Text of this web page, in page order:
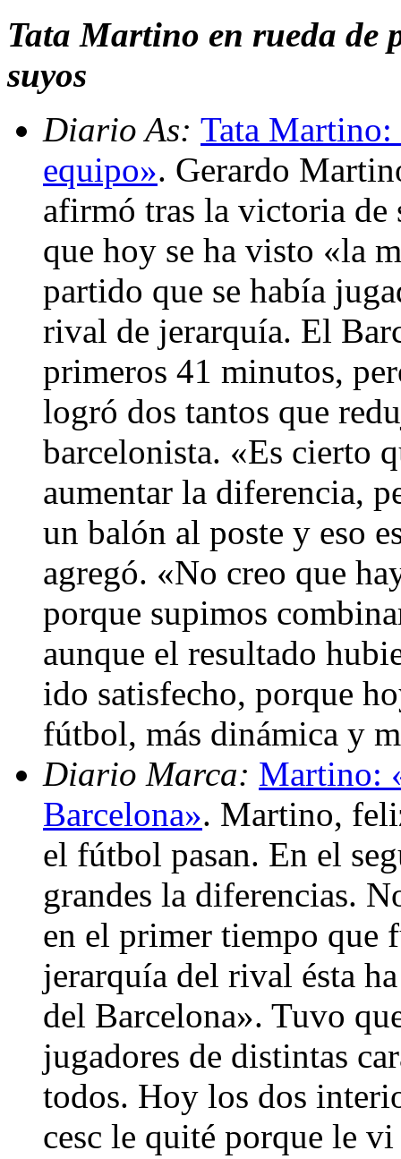
Tata Martino en rueda de
suyos
Diario As: Tata
equipo». Gerardo
afirmó tras la victoria de
que hoy se ha visto «la
partido que se había
rival de jerarquía. El
primeros 41 minutos,
logró dos tantos que
barcelonista. «Es cierto
aumentar la diferencia,
un balón al poste y eso
agregó. «No creo que
porque supimos
aunque el resultado
ido satisfecho, porque
fútbol, más dinámica y
Diario Marca: Martino:
Barcelona». Martino,
el fútbol pasan. En el
grandes la diferencias.
en el primer tiempo que
jerarquía del rival ésta
del Barcelona». Tuvo
jugadores de distintas
todos. Hoy los dos
cesc le quité porque le